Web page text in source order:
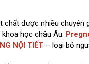
được nhiều
học châu Âu:
NỘI TIẾT – loại bỏ